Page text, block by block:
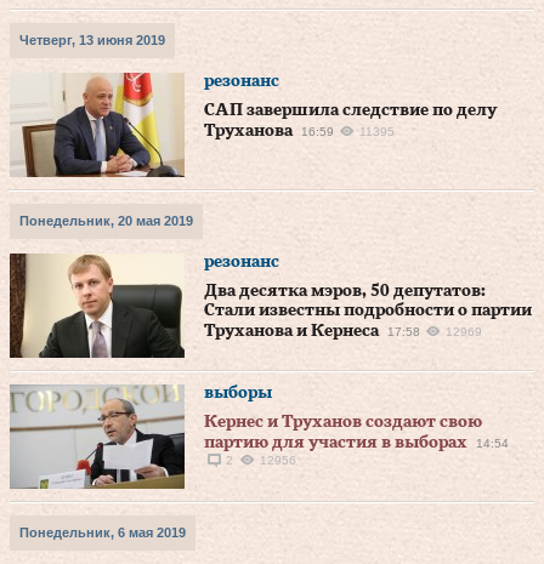
Четверг, 13 июня 2019
резонанс
САП завершила следствие по делу
Труханова
16:59 11395
Понедельник, 20 мая 2019
резонанс
Два десятка мэров, 50 депутатов:
Стали известны подробности о партии
Труханова и Кернеса
17:58 12969
выборы
Кернес и Труханов создают свою
партию для участия в выборах
14:54
2
12956
Понедельник, 6 мая 2019